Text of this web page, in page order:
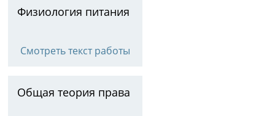
Физиология питания
Смотреть текст работы
Общая теория права